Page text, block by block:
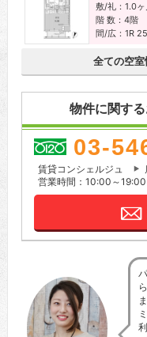
敷/礼：1.0
階 数：4階
間/広：1R
全ての空
物件に関す
03-
賃貸コンシェルジュ
営業時間：10:00～19:00